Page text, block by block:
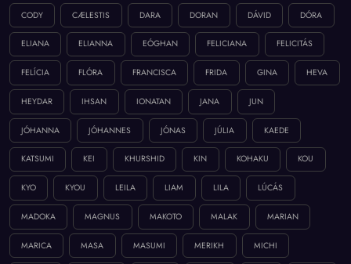
CODY CÆLESTIS DARA DORAN DÁVID DÓRA
ELIANA ELIANNA EÓGHAN FELICIANA FELICITÁS
FELÍCIA FLÓRA FRANCISCA FRIDA GINA HEVA
HEYDAR IHSAN IONATAN JANA JUN
JÓHANNA JÓHANNES JÓNAS JÚLIA KAEDE
KATSUMI KEI KHURSHID KIN KOHAKU KOU
KYO KYOU LEILA LIAM LILA LÚCÁS
MADOKA MAGNUS MAKOTO MALAK MARIAN
MARICA MASA MASUMI MERIKH MICHI